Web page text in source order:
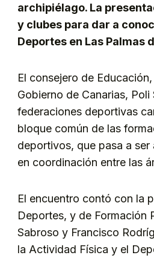
archipiélago. La
y clubes para dar a
Deportes en Las Palmas
El consejero de
Gobierno de Canarias,
federaciones deportivas
bloque común de las
deportivos, que pasa a
en coordinación entre las
El encuentro contó con la
Deportes, y de Formación
Sabroso y Francisco
la Actividad Física y el